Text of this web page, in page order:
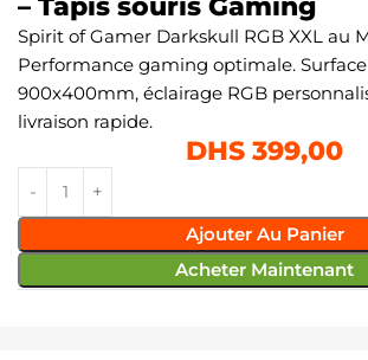
– Tapis souris Gaming
Spirit of Gamer Darkskull RGB XXL au
Performance gaming optimale. Surface
900x400mm, éclairage RGB
livraison rapide.
DHS 399,00
Ajouter Au Panier
Acheter Maintenant